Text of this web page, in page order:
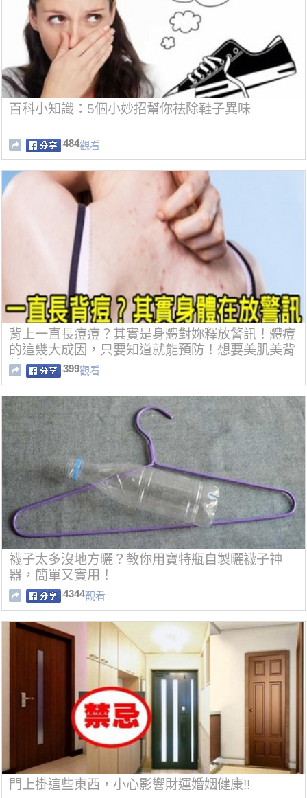
百科小知識：5個小妙招幫你祛除鞋子異味
484觀看
背上一直長痘痘？其實是身體對妳釋放警訊！體痘
的這幾大成因，只要知道就能預防！想要美肌美背
就醫定要看！
399觀看
襪子太多沒地方曬？教你用寶特瓶自製曬襪子神
器，簡單又實用！
4344觀看
門上掛這些東西，小心影響財運婚姻健康!!